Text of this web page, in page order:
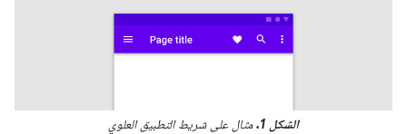
الشكل 1. مثال على شريط التطبيق العلوي